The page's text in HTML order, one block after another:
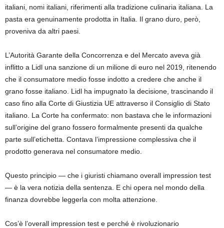
italiani, nomi italiani, riferimenti alla tradizione culinaria italiana. La
pasta era genuinamente prodotta in Italia. Il grano duro, però,
proveniva da altri paesi.
L’Autorità Garante della Concorrenza e del Mercato aveva già
inflitto a Lidl una sanzione di un milione di euro nel 2019, ritenendo
che il consumatore medio fosse indotto a credere che anche il
grano fosse italiano. Lidl ha impugnato la decisione, trascinando il
caso fino alla Corte di Giustizia UE attraverso il Consiglio di Stato
italiano. La Corte ha confermato: non bastava che le informazioni
sull’origine del grano fossero formalmente presenti da qualche
parte sull’etichetta. Contava l’impressione complessiva che il
prodotto generava nel consumatore medio.
Questo principio — che i giuristi chiamano overall impression test
— è la vera notizia della sentenza. E chi opera nel mondo della
finanza dovrebbe leggerla con molta attenzione.
Cos’è l’overall impression test e perché è rivoluzionario